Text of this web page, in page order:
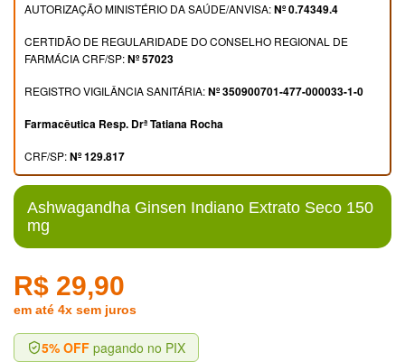
AUTORIZAÇÃO MINISTÉRIO DA SAÚDE/ANVISA:Nº 0.74349.4
CERTIDÃO DE REGULARIDADE DO CONSELHO REGIONAL DE
FARMÁCIA CRF/SP:Nº 57023
REGISTRO VIGILÂNCIA SANITÁRIA:Nº 350900701-477-000033-1-0
Farmacêutica Resp. Drª Tatiana Rocha
CRF/SP:Nº 129.817
Ashwagandha Ginsen Indiano Extrato Seco 150
mg
R$ 29,90
em até 4x sem juros
5% OFF pagando no PIX